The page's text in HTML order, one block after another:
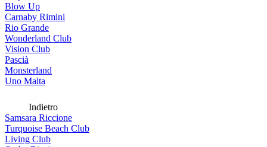
Blow Up
Carnaby Rimini
Rio Grande
Wonderland Club
Vision Club
Pascià
Monsterland
Uno Malta
Indietro
Samsara Riccione
Turquoise Beach Club
Living Club